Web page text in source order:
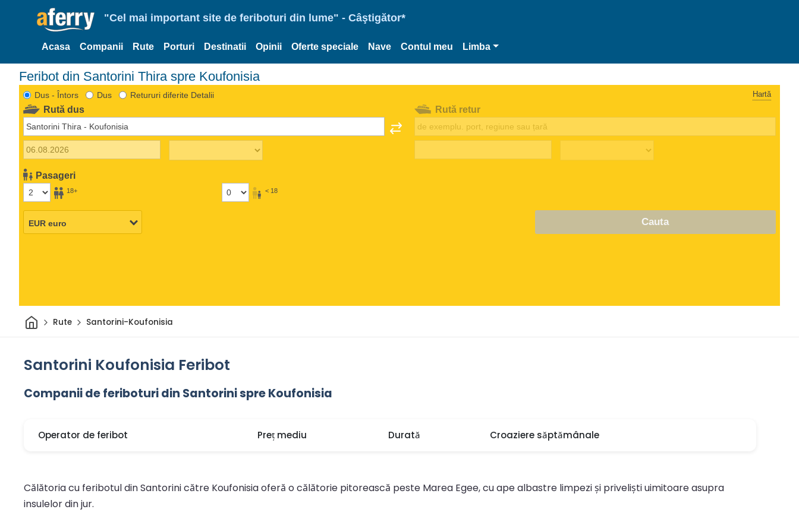
"Cel mai important site de feriboturi din lume" - Câştigător*
Acasa Companii Rute Porturi Destinatii Opinii Oferte speciale Nave Contul meu Limba
Feribot din Santorini Thira spre Koufonisia
Dus - Întors Dus Retururi diferite Detalii Hartă
Rută dus
Pasageri
18+ < 18
Rută retur
Cauta
AcasăRute Santorini-Koufonisia
Santorini Koufonisia Feribot
Companii de feriboturi din Santorini spre Koufonisia
Operator de feribot Preț mediu Durată Croaziere săptămânale
Călătoria cu feribotul din Santorini către Koufonisia oferă o călătorie pitorească peste Marea Egee, cu ape albastre limpezi și priveliști uimitoare asupra
insulelor din jur.